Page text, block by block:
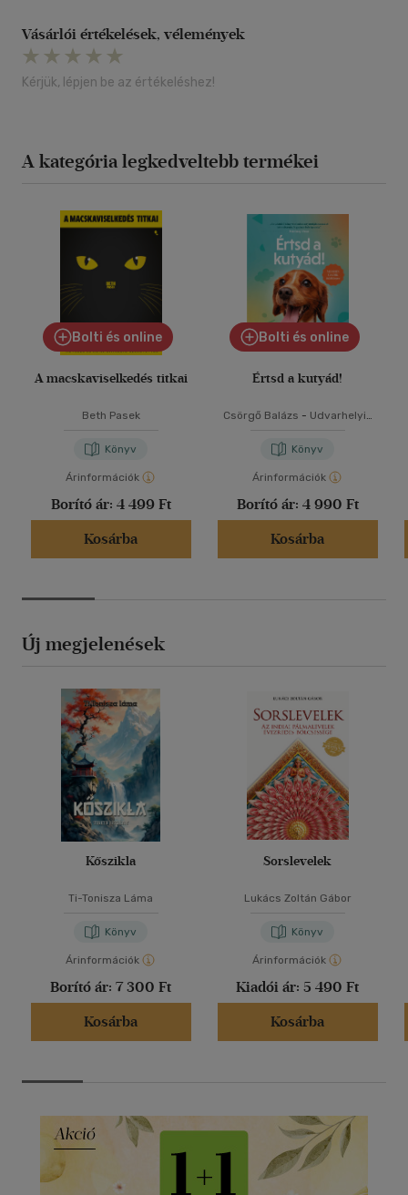
Vásárlói értékelések, vélemények
Kérjük, lépjen be az értékeléshez!
A kategória legkedveltebb termékei
Bolti és online
A macskaviselkedés titkai
Beth Pasek
Könyv
Árinformációk
Borító ár: 4 499 Ft
Kosárba
Bolti és online
Értsd a kutyád!
Csörgő Balázs - Udvarhelyi-
Könyv
Árinformációk
Borító ár: 4 990 Ft
Kosárba
Új megjelenések
Kőszikla
Ti-Tonisza Láma
Könyv
Árinformációk
Borító ár: 7 300 Ft
Kosárba
Sorslevelek
Lukács Zoltán Gábor
Könyv
Árinformációk
Kiadói ár: 5 490 Ft
Kosárba